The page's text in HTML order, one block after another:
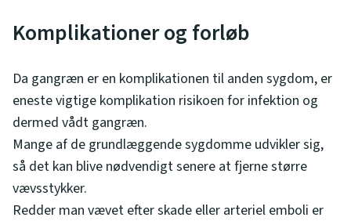
Komplikationer og forløb
Da gangræn er en komplikationen til anden sygdom, er
eneste vigtige komplikation risikoen for infektion og
dermed vådt gangræn.
Mange af de grundlæggende sygdomme udvikler sig,
så det kan blive nødvendigt senere at fjerne større
vævsstykker.
Redder man vævet efter skade eller arteriel emboli er